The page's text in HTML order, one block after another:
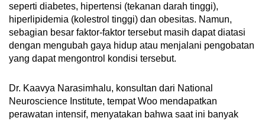
seperti diabetes, hipertensi (tekanan darah tinggi),
hiperlipidemia (kolestrol tinggi) dan obesitas. Namun,
sebagian besar faktor-faktor tersebut masih dapat diatasi
dengan mengubah gaya hidup atau menjalani pengobatan
yang dapat mengontrol kondisi tersebut.
Dr. Kaavya Narasimhalu, konsultan dari National
Neuroscience Institute, tempat Woo mendapatkan
perawatan intensif, menyatakan bahwa saat ini banyak